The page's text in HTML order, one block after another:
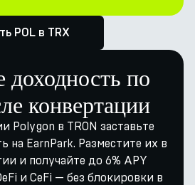
POL в TRX
доходность по
конвертации
Polygon в TRON заставьте
на EarnPark. Разместите их в
и получайте до 6% APY
и CeFi — без блокировки в